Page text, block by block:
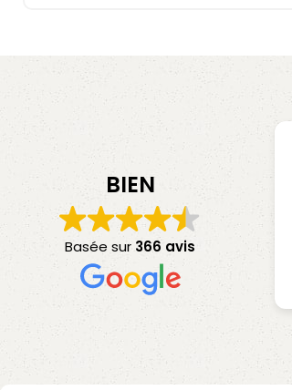
BIEN
Basée sur 366 avis